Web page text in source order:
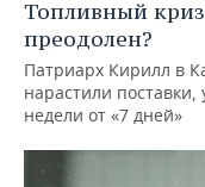
Топливный
преодолен?
Патриарх Кирилл в
нарастили
недели от «7 дней»